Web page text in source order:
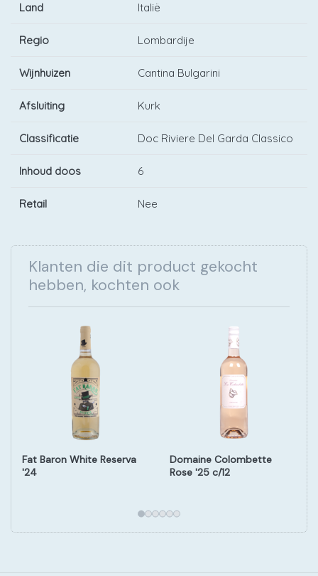
Land Italië
Regio Lombardije
Wijnhuizen Cantina Bulgarini
Afsluiting Kurk
Classificatie Doc Riviere Del Garda Classico
Inhoud doos 6
Retail Nee
Klanten die dit product gekocht
hebben, kochten ook
Fat Baron White Reserva
'24
Domaine Colombette
Rose '25 c/12